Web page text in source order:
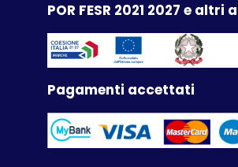
POR FESR 2021 2027 e altri
Pagamenti accettati